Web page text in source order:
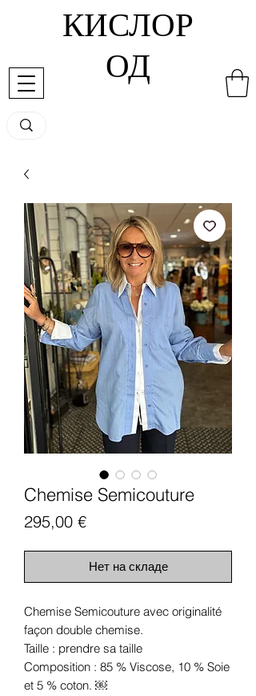
КИСЛОР
ОД
Chemise Semicouture
295,00 €Цена
Нет на складе
Chemise Semicouture avec originalité
façon double chemise.
Taille : prendre sa taille
Composition : 85 % Viscose, 10 % Soie
et 5 % coton. ￼